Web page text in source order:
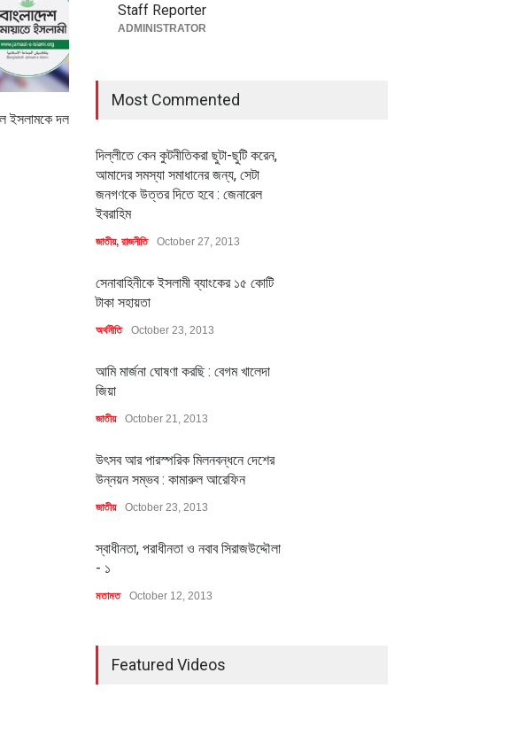
ইসলামকে দল
৪০০ মিলিয়ন ডলারের বিদেশি বিনিয়োগ
অর্থনীতি July 23, 2026
Staff Reporter
ADMINISTRATOR
Most Commented
দিল্লীতে কেন কুটনীতিকরা ছুটা-ছুটি করেন,
আমাদের সমস্যা সমাধানের জন্য, সেটা
জনগণকে উত্তর দিতে হবে : জেনারেল
ইবরাহিম
জাতীয়, রাজনীতি October 27, 2013
সেনাবাহিনীকে ইসলামী ব্যাংকের ১৫ কোটি
টাকা সহায়তা
অর্থনীতি October 23, 2013
আমি মার্জনা ঘোষণা করছি : বেগম খালেদা
জিয়া
জাতীয় October 21, 2013
উৎসব আর পারস্পরিক মিলনবন্ধনে দেশের
উন্নয়ন সম্ভব : কামারুল আরেফিন
জাতীয় October 23, 2013
স্বাধীনতা, পরাধীনতা ও নবাব সিরাজউদ্দৌলা
- ১
মতামত October 12, 2013
Featured Videos